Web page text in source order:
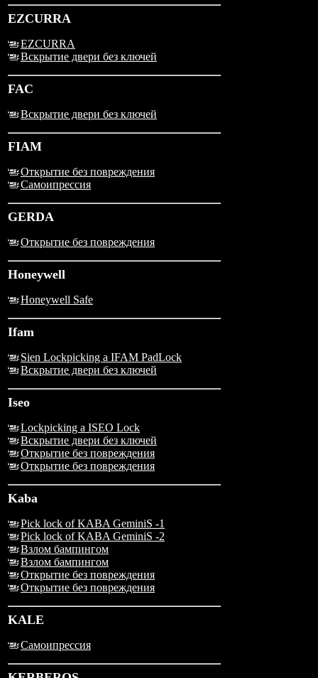
EZCURRA
EZCURRA
Вскрытие двери без ключей
FAC
Вскрытие двери без ключей
FIAM
Открытие без повреждения
Самоипрессия
GERDA
Открытие без повреждения
Honeywell
Honeywell Safe
Ifam
Sien Lockpicking a IFAM PadLock
Вскрытие двери без ключей
Iseo
Lockpicking a ISEO Lock
Вскрытие двери без ключей
Открытие без повреждения
Открытие без повреждения
Kaba
Pick lock of KABA GeminiS -1
Pick lock of KABA GeminiS -2
Взлом бампингом
Взлом бампингом
Открытие без повреждения
Открытие без повреждения
KALE
Самоипрессия